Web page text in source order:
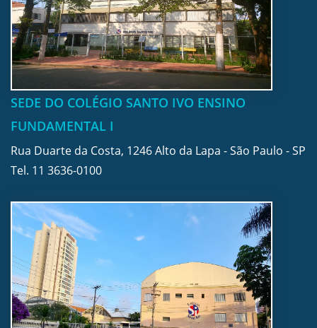
SEDE DO COLÉGIO SANTO IVO ENSINO
FUNDAMENTAL I
Rua Duarte da Costa, 1246 Alto da Lapa - São Paulo - SP
Tel. 11 3636-0100